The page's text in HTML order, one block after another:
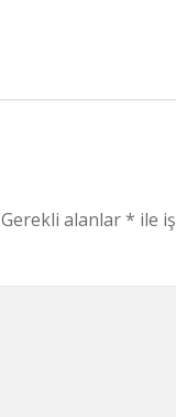
Gerekli alanlar* ile